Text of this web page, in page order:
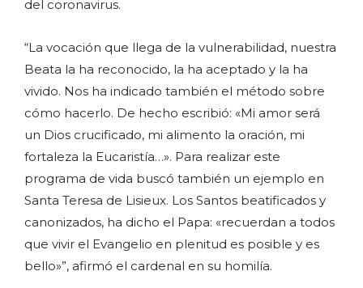
del coronavirus.
“La vocación que llega de la vulnerabilidad, nuestra
Beata la ha reconocido, la ha aceptado y la ha
vivido. Nos ha indicado también el método sobre
cómo hacerlo. De hecho escribió: «Mi amor será
un Dios crucificado, mi alimento la oración, mi
fortaleza la Eucaristía…». Para realizar este
programa de vida buscó también un ejemplo en
Santa Teresa de Lisieux. Los Santos beatificados y
canonizados, ha dicho el Papa: «recuerdan a todos
que vivir el Evangelio en plenitud es posible y es
bello»”, afirmó el cardenal en su homilía.